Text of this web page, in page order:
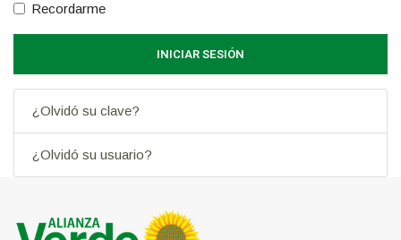
Recordarme
INICIAR SESIÓN
¿Olvidó su clave?
¿Olvidó su usuario?